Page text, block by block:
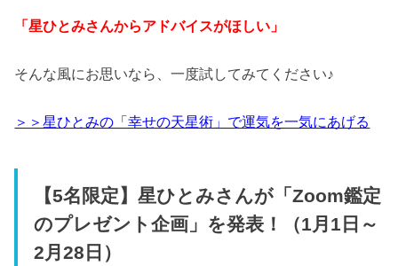
「星ひとみさんからアドバイスがほしい」
そんな風にお思いなら、一度試してみてください♪
＞＞星ひとみの「幸せの天星術」で運気を一気にあげる
【5名限定】星ひとみさんが「Zoom鑑定
のプレゼント企画」を発表！（1月1日～
2月28日）